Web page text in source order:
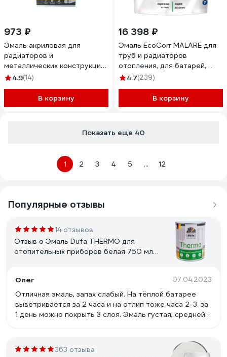
973 ₽
Эмаль акриловая для
радиаторов и
металлических конструкций
ALOE 11183
4.9(14)
В корзину
16 398 ₽
Эмаль EcoCorr MALARE для
труб и радиаторов
отопления, для батарей,
водная акриловая без запаха
ЭЭКООРХМ1000
4.7(239)
В корзину
Показать еще 40
1 2 3 4 5 ... 12
Популярные отзывы
14 отзывов
Отзыв о Эмаль Dufa THERMO для
отопительных приборов белая 750 мл
Олег
07.04.2023
Отличная эмаль, запах слабый. На тёплой батарее
выветривается за 2 часа и на отлип тоже часа 2-3. за
1 день можно покрыть 3 слоя. Эмаль густая, средней
только кистью. Тиксотропная. На 2 стока длинной по 3
метра в 2 толстых слоя ушла не более 1/4-1,5 части
363 отзыва